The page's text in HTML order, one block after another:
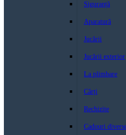
Siguranță
Aparatură
Jucării
Jucării exterior
La plimbare
Cărți
Rechizite
Cadouri